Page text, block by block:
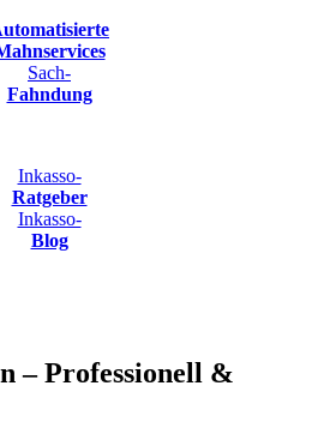
Sach-
Fahndung
Inkasso-
Ratgeber
Inkasso-
Blog
– Professionell &